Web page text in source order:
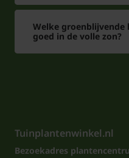
Welke groenblijvende
goed in de volle zon?
Tuinplantenwinkel.nl
Bezoekadres